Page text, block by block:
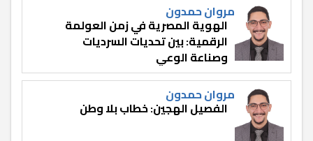
مروان حمدون
الهوية المصرية في زمن العولمة
الرقمية: بين تحديات السرديات
وصناعة الوعي
مروان حمدون
الفصيل الهجين: خطاب بلا وطن